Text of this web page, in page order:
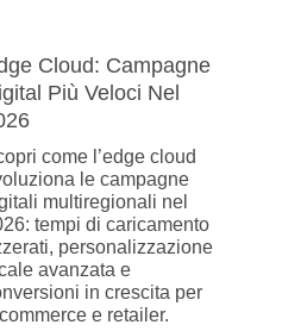
Cloud: Campagne
Più Veloci Nel
come l’edge cloud
le campagne
multiregionali nel
tempi di caricamento
personalizzazione
avanzata e
in crescita per
e retailer.